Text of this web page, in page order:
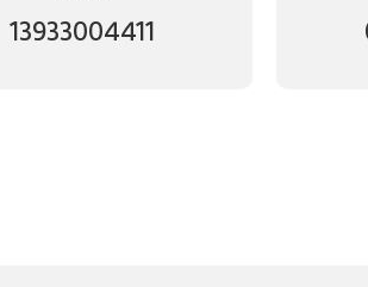
13933004411